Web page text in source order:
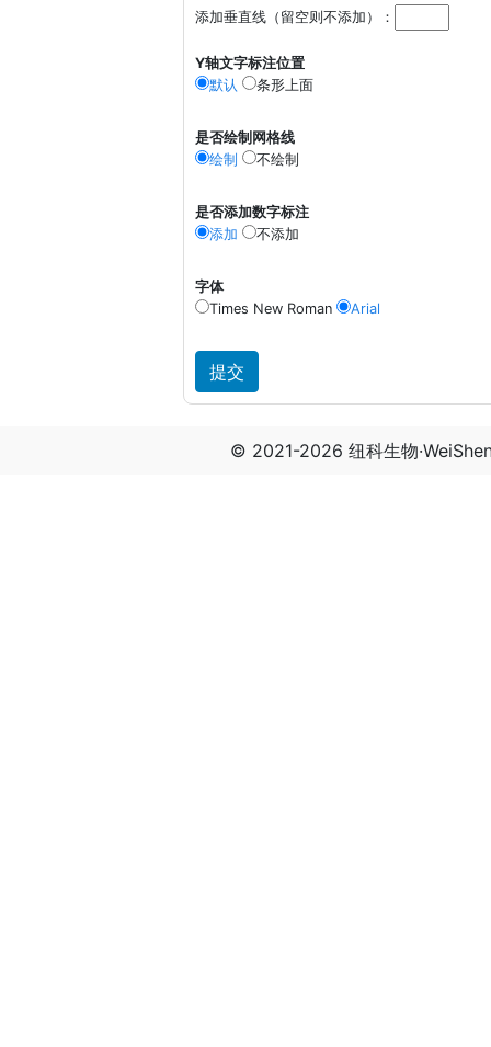
添加垂直线（留空则不添加）：
Y轴文字标注位置
默认
条形上面
是否绘制网格线
绘制
不绘制
是否添加数字标注
添加
不添加
字体
Times New Roman
Arial
© 2021-2026 纽科生物